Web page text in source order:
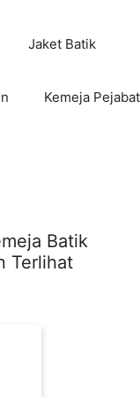
Jaket Batik
Kemeja Pejabat
Batik
Terlihat